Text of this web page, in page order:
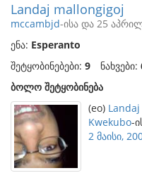
Landaj mallongigoj
mccambjd-ისა და 25
ენა: Esperanto
შეტყობინებები: 9 ნახვები:
ბოლო შეტყობინება
(eo)
Kwekubo-
2 მაისი,